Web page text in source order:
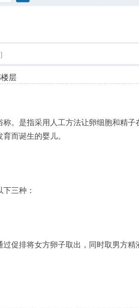
层
。是指采用人工方法让卵细胞和精子
而诞生的婴儿。
三种：
促排将女方卵子取出，同时取男方精